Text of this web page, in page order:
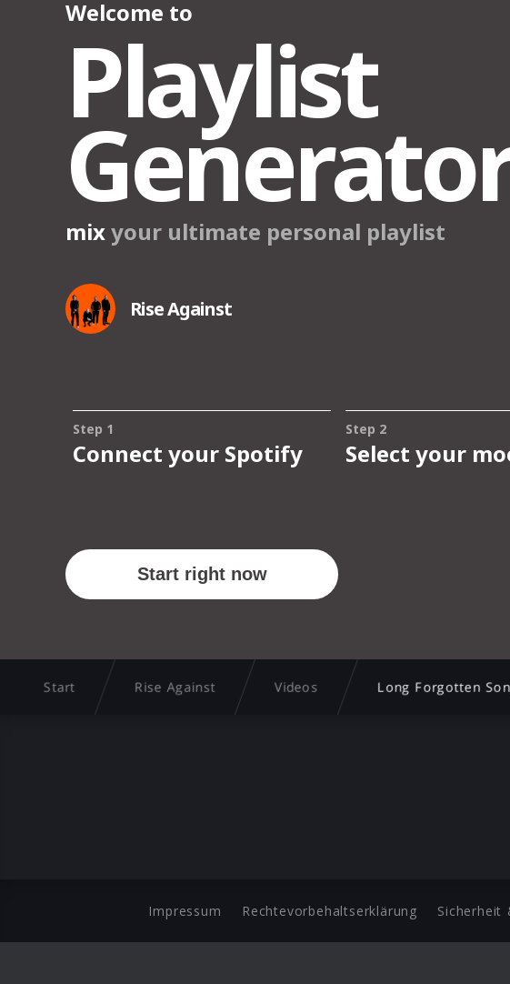
Start Rise Against Videos Long Forgotten
Impressum Rechtevorbehaltserklärung Sicherheit